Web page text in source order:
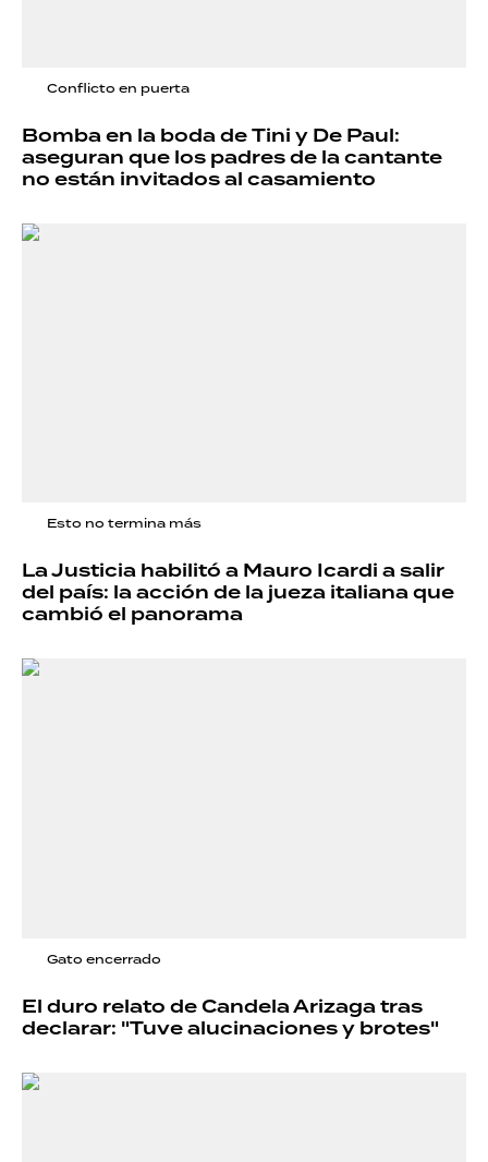
Conflicto en puerta
Bomba en la boda de Tini y De Paul:
aseguran que los padres de la cantante
no están invitados al casamiento
Esto no termina más
La Justicia habilitó a Mauro Icardi a salir
del país: la acción de la jueza italiana que
cambió el panorama
Gato encerrado
El duro relato de Candela Arizaga tras
declarar: "Tuve alucinaciones y brotes"